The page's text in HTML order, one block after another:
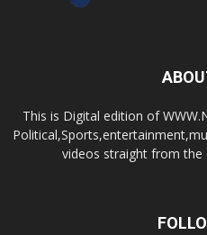
This is Digital edition of
videos straight from the